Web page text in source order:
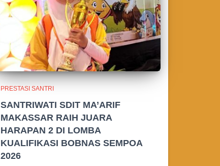
PRESTASI SANTRI
SANTRIWATI SDIT MA’ARIF
MAKASSAR RAIH JUARA
HARAPAN 2 DI LOMBA
KUALIFIKASI BOBNAS SEMPOA
2026